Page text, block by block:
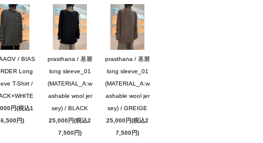
/ BIAS
Long
T-Shirt /
円(税込1
6,500円)
prasthana / 基層
long sleeve_01
(MATERIAL_A:w
ashable wool jer
sey) / BLACK
25,000円(税込2
7,500円)
prasthana / 基層
long sleeve_01
(MATERIAL_A:w
ashable wool jer
sey) / GREIGE
25,000円(税込2
7,500円)